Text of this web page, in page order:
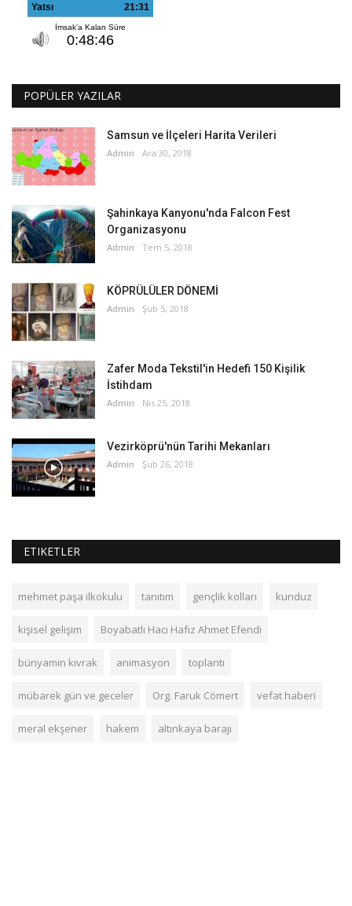
POPÜLER YAZILAR
Samsun ve İlçeleri Harita Verileri
Admin Ara 30, 2018
Şahinkaya Kanyonu'nda Falcon Fest
Organizasyonu
Admin Tem 5, 2018
KÖPRÜLÜLER DÖNEMİ
Admin Şub 5, 2018
Zafer Moda Tekstil'in Hedefi 150 Kişilik
İstihdam
Admin Nis 25, 2018
Vezirköprü'nün Tarihi Mekanları
Admin Şub 26, 2018
ETIKETLER
mehmet paşa ilkokulu tanıtım gençlik kolları kunduz
kişisel gelişim Boyabatlı Hacı Hafız Ahmet Efendi
bünyamin kıvrak animasyon toplantı
mübarek gün ve geceler Org. Faruk Cömert vefat haberi
meral ekşener hakem altınkaya barajı